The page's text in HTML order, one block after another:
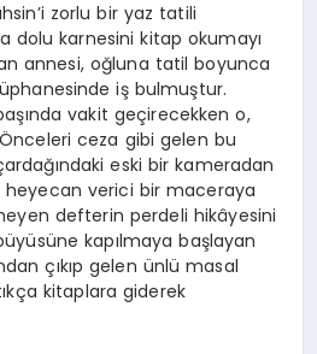
zorlu bir yaz tatili
dolu karnesini kitap okumayı
annesi, oğluna tatil boyunca
iş bulmuştur.
vakit geçirecekken o,
ceza gibi gelen bu
eski bir kameradan
heyecan verici bir maceraya
defterin perdeli hikâyesini
kapılmaya başlayan
çıkıp gelen ünlü masal
kitaplara giderek